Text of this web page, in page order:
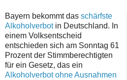
Bayern bekommt das schärfste
Alkoholverbotin Deutschland. In
einem Volksentscheid
entschieden sich am Sonntag 61
Prozent der Stimmberechtigten
für ein Gesetz, das ein
Alkoholverbot ohne Ausnahmen